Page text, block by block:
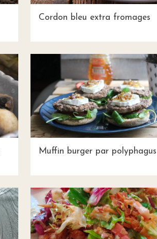
Cordon bleu extra fromages
Muffin burger par polyphagus